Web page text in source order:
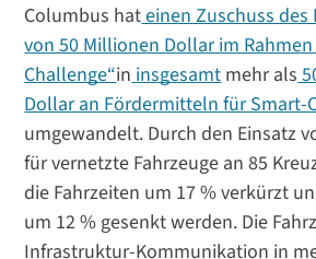
Columbus hateinen Zuschuss
von 50 Millionen Dollar im
Challenge“in insgesamt mehr als
Dollar an Fördermitteln für Smart-
umgewandelt. Durch den Einsatz
für vernetzte Fahrzeuge an 85
die Fahrzeiten um 17 % verkürzt
um 12 % gesenkt werden. Die
Infrastruktur-Kommunikation in